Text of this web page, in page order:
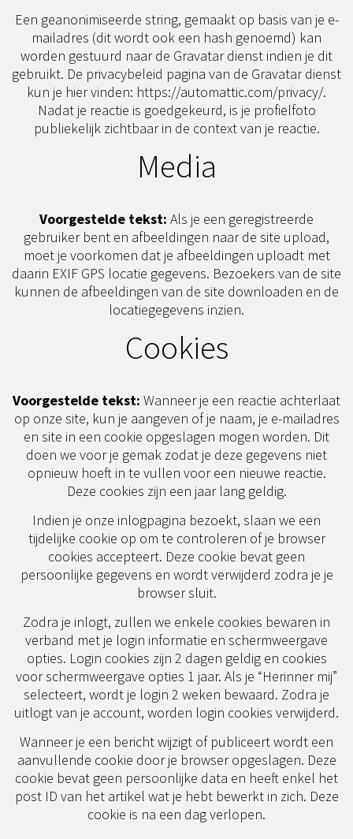
Een geanonimiseerde string, gemaakt op basis van je e-
mailadres (dit wordt ook een hash genoemd) kan
worden gestuurd naar de Gravatar dienst indien je dit
gebruikt. De privacybeleid pagina van de Gravatar dienst
kun je hier vinden: https://automattic.com/privacy/.
Nadat je reactie is goedgekeurd, is je profielfoto
publiekelijk zichtbaar in de context van je reactie.
Media
Voorgestelde tekst: Als je een geregistreerde
gebruiker bent en afbeeldingen naar de site upload,
moet je voorkomen dat je afbeeldingen uploadt met
daarin EXIF GPS locatie gegevens. Bezoekers van de site
kunnen de afbeeldingen van de site downloaden en de
locatiegegevens inzien.
Cookies
Voorgestelde tekst: Wanneer je een reactie achterlaat
op onze site, kun je aangeven of je naam, je e-mailadres
en site in een cookie opgeslagen mogen worden. Dit
doen we voor je gemak zodat je deze gegevens niet
opnieuw hoeft in te vullen voor een nieuwe reactie.
Deze cookies zijn een jaar lang geldig.
Indien je onze inlogpagina bezoekt, slaan we een
tijdelijke cookie op om te controleren of je browser
cookies accepteert. Deze cookie bevat geen
persoonlijke gegevens en wordt verwijderd zodra je je
browser sluit.
Zodra je inlogt, zullen we enkele cookies bewaren in
verband met je login informatie en schermweergave
opties. Login cookies zijn 2 dagen geldig en cookies
voor schermweergave opties 1 jaar. Als je “Herinner mij”
selecteert, wordt je login 2 weken bewaard. Zodra je
uitlogt van je account, worden login cookies verwijderd.
Wanneer je een bericht wijzigt of publiceert wordt een
aanvullende cookie door je browser opgeslagen. Deze
cookie bevat geen persoonlijke data en heeft enkel het
post ID van het artikel wat je hebt bewerkt in zich. Deze
cookie is na een dag verlopen.